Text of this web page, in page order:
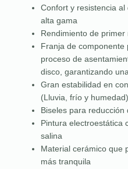
Confort y resistencia
alta gama
Rendimiento de
Franja de componente
proceso de
disco, garantizando
Gran estabilidad en
(Lluvia, frío y humedad)
Biseles para
Pintura electroestática
salina
Material cerámico que
más tranquila